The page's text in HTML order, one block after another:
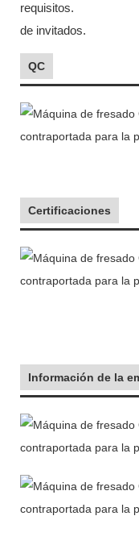
requisitos.
de invitados.
QC
Certificaciones
Información de la